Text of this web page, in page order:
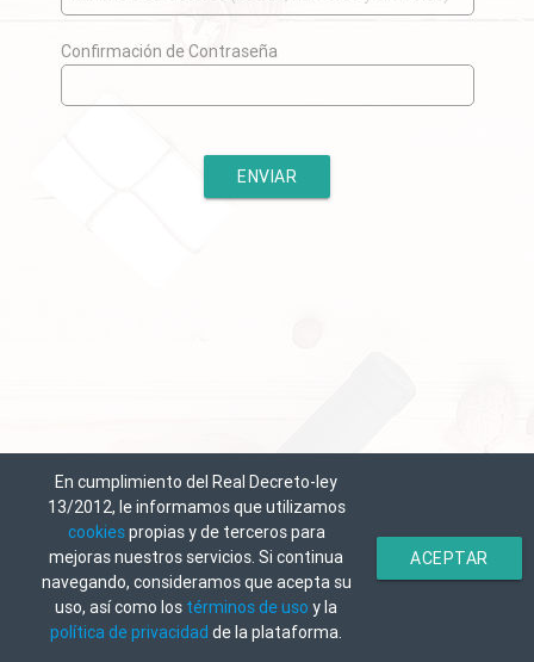
En cumplimiento del Real Decreto-ley
13/2012, le informamos que utilizamos
cookiespropias y de terceros para
mejoras nuestros servicios. Si continua
navegando, consideramos que acepta su
uso, así como los términos de uso y la
política de privacidad de la plataforma.
ACEPTAR